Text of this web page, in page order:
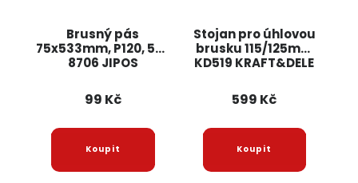
Brusný pás
75x533mm, P120, 5ks
8706 JIPOS
99 Kč
Stojan pro úhlovou
brusku 115/125mm
KD519 KRAFT&DELE
599 Kč